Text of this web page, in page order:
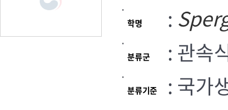
학명 :
분류군 : 관속
분류기준 : 국가